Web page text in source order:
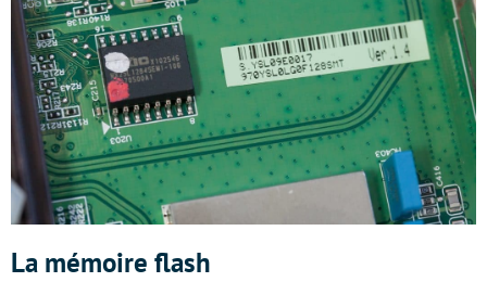
La mémoire flash